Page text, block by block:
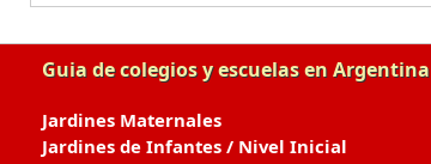
Guia de colegios y escuelas en Argentina
Jardines Maternales
Jardines de Infantes / Nivel Inicial